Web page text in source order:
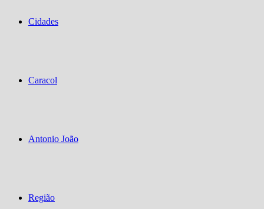
Cidades
Caracol
Antonio João
Região